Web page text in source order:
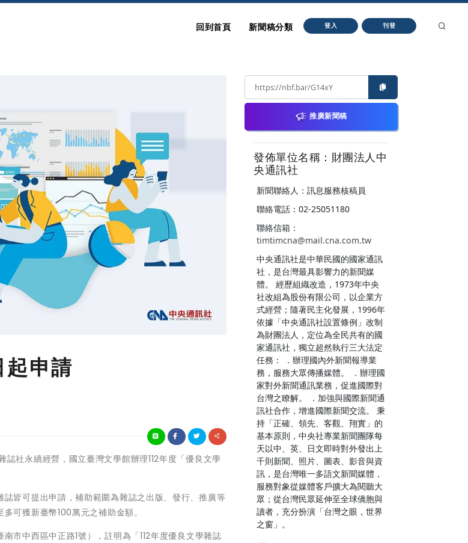
回到首頁 新聞稿分類 登入 刊登
申請
社永續經營，國立臺灣文學館辦理112年度「優良文學
皆可提出申請，補助範圍為雜誌之出版、發行、推廣等
可獲新臺幣100萬元之補助金額。
市中西區中正路1號），註明為「112年度優良文學雜誌
推廣新聞稿
發佈單位名稱：財團法人中
央通訊社
新聞聯絡人：訊息服務核稿員
聯絡電話：02-25051180
聯絡信箱：
timtimcna@mail.cna.com.tw
中央通訊社是中華民國的國家通訊
社，是台灣最具影響力的新聞媒
體。 經歷組織改造，1973年中央
社改組為股份有限公司，以企業方
式經營；隨著民主化發展，1996年
依據「中央通訊社設置條例」改制
為財團法人，定位為全民共有的國
家通訊社，獨立超然執行三大法定
任務： ．辦理國內外新聞報導業
務，服務大眾傳播媒體。 ．辦理國
家對外新聞通訊業務，促進國際對
台灣之瞭解。 ．加強與國際新聞通
訊社合作，增進國際新聞交流。 秉
持「正確、領先、客觀、翔實」的
基本原則，中央社專業新聞團隊每
天以中、英、日文即時對外發出上
千則新聞、照片、圖表、影音與資
訊，是台灣唯一多語文新聞媒體，
服務對象從媒體客戶擴大為閱聽大
眾；從台灣民眾延伸至全球僑胞與
讀者，充分扮演「台灣之眼，世界
之窗」。